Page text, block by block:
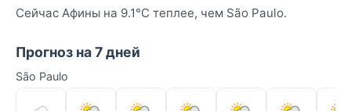
Сейчас Афины на 9.1°C теплее, чем São Paulo.
Прогноз на 7 дней
São Paulo